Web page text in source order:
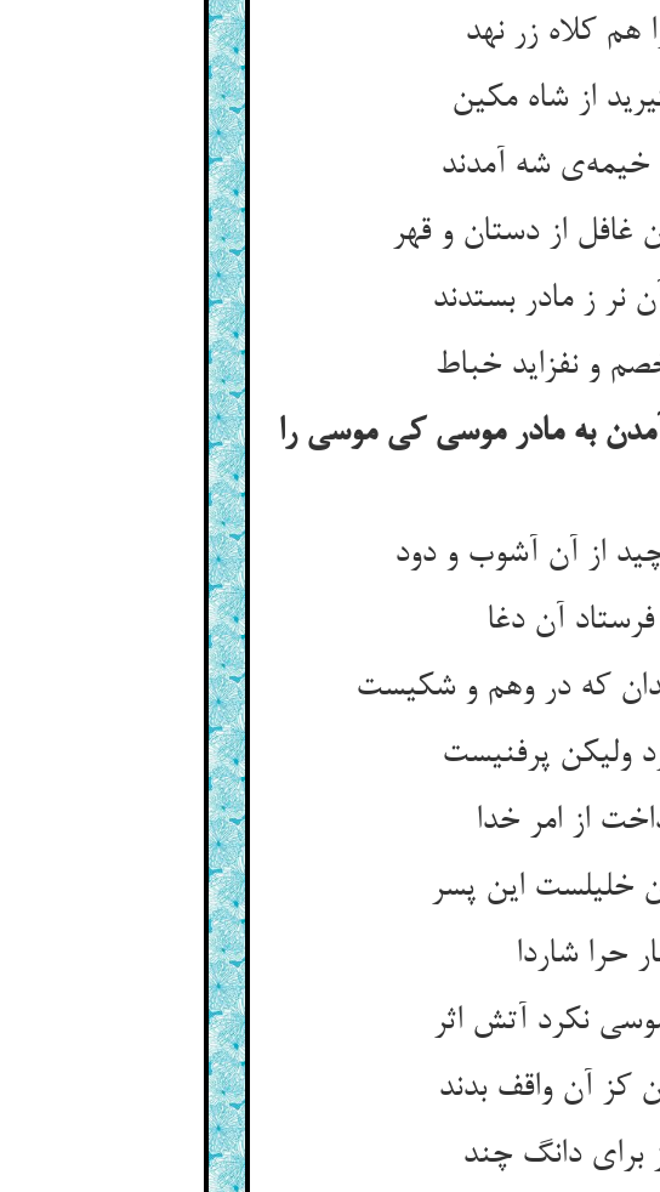
کلاه زر نهد
از شاه مکین
خیمه‌ی شه آمدند
از دستان و قهر
نر ز مادر بستدند
و نفزاید خباط
به مادر موسی کی موسی را
از آن آشوب و دود
آن دغا
که در وهم و شکیست
ولیکن پرفنیست
از امر خدا
خلیلست این پسر
حرا شاردا
نکرد آتش اثر
کز آن واقف بدند
برای دانگ چند